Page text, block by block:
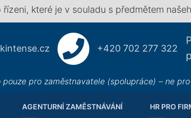
které je v souladu s předmětem
+420 702 277 322
pouze pro zaměstnavatele (spolupráce) – ne
AGENTURNÍ ZAMĚSTNÁVÁNÍ HR PRO